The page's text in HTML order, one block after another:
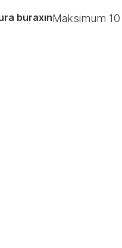
buraxınMaksimum 10